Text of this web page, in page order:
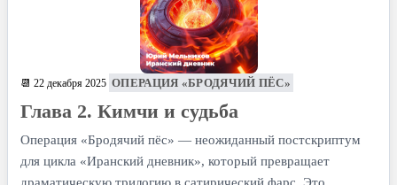
📆 22 декабря 2025 ОПЕРАЦИЯ «БРОДЯЧИЙ ПЁС»
Глава 2. Кимчи и судьба
Операция «Бродячий пёс» — неожиданный постскриптум
для цикла «Иранский дневник», который превращает